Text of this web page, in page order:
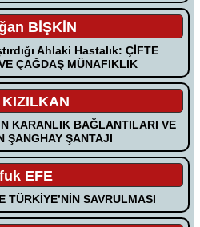
BİŞKİN
Ahlaki Hastalık: ÇİFTE
ÇAĞDAŞ MÜNAFIKLIK
KARANLIK BAĞLANTILARI VE
ŞANGHAY ŞANTAJI
EFE
TÜRKİYE’NİN SAVRULMASI